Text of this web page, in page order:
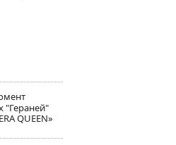
"Гераней"
QUEEN»